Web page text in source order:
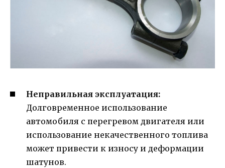
Неправильная эксплуатация:
Долговременное использование
автомобиля с перегревом двигателя или
использование некачественного топлива
может привести к износу и деформации
шатунов.